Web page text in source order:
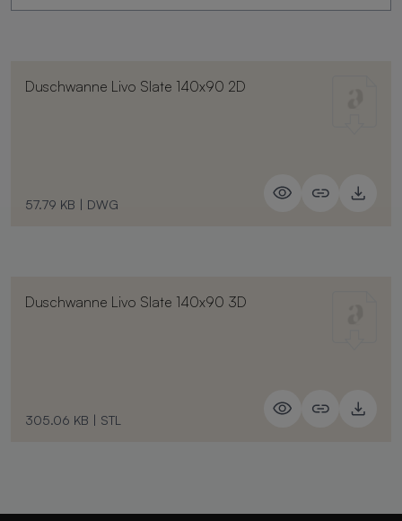
Duschwanne Livo Slate 140x90 2D
57.79 KB | DWG
Duschwanne Livo Slate 140x90 3D
305.06 KB | STL